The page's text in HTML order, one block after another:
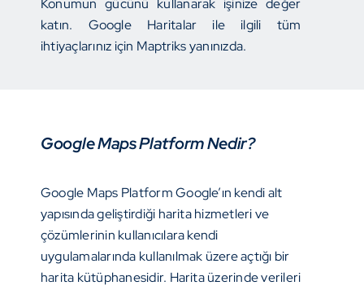
Konumun gücünü kullanarak işinize değer
katın. Google Haritalar ile ilgili tüm
ihtiyaçlarınız için Maptriks yanınızda.
Google Maps Platform Nedir?
Google Maps Platform Google’ın kendi alt
yapısında geliştirdiği harita hizmetleri ve
çözümlerinin kullanıcılara kendi
uygulamalarında kullanılmak üzere açtığı bir
harita kütüphanesidir. Harita üzerinde verileri